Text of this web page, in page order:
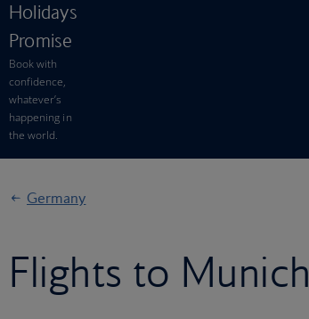
Holidays
Promise
Book with
confidence,
whatever’s
happening in
the world.
Germany
Flights to Munich